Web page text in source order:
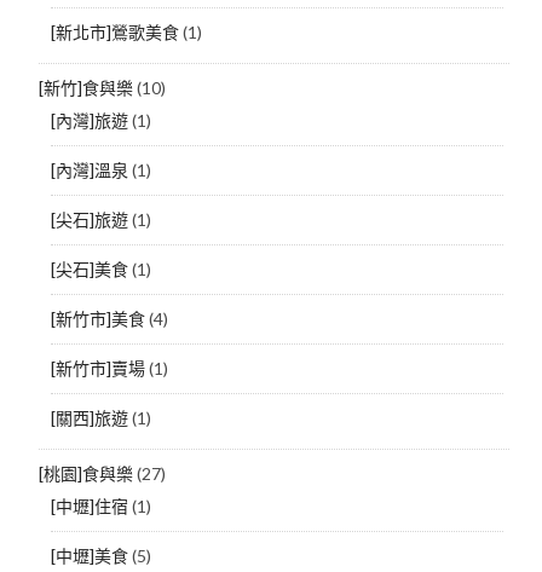
[新北市]鶯歌美食(1)
[新竹]食與樂(10)
[內灣]旅遊(1)
[內灣]溫泉 (1)
[尖石]旅遊(1)
[尖石]美食(1)
[新竹市]美食(4)
[新竹市]賣場(1)
[關西]旅遊(1)
[桃園]食與樂(27)
[中壢]住宿 (1)
[中壢]美食(5)